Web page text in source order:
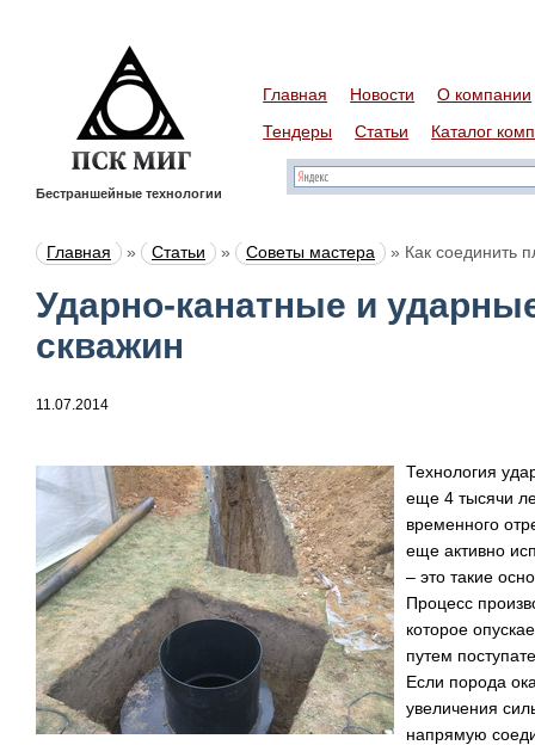
Бестраншейные технологии
Главная Новости
О компании
Тендеры
Статьи Каталог
Главная » Статьи » Советы мастера » Как соединить
Ударно-канатные и
скважин
11.07.2014
Технология
еще 4 тысячи
временного
еще активно
– это такие
Процесс
которое
путем
Если порода
увеличения
напрямую